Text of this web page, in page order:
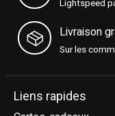
Lightspeed
Livraison
Sur les
Liens rapides